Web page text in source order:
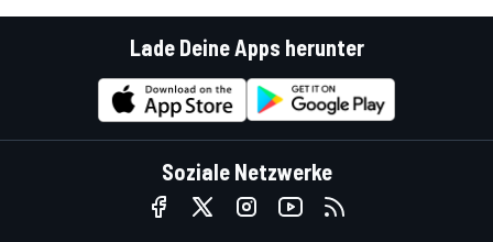
Lade Deine Apps herunter
Soziale Netzwerke